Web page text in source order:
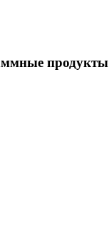
продукты